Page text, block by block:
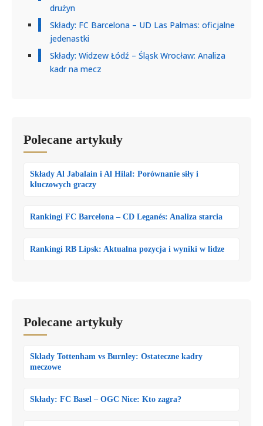
drużyn
Składy: FC Barcelona – UD Las Palmas: oficjalne
jedenastki
Składy: Widzew Łódź – Śląsk Wrocław: Analiza
kadr na mecz
Polecane artykuły
Składy Al Jabalain i Al Hilal: Porównanie siły i
kluczowych graczy
Rankingi FC Barcelona – CD Leganés: Analiza starcia
Rankingi RB Lipsk: Aktualna pozycja i wyniki w lidze
Polecane artykuły
Składy Tottenham vs Burnley: Ostateczne kadry
meczowe
Składy: FC Basel – OGC Nice: Kto zagra?